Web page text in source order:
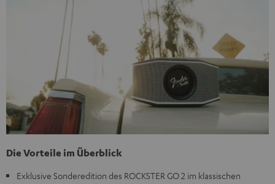
Die Vorteile im Überblick
Exklusive Sonderedition des ROCKSTER GO 2 im klassischen